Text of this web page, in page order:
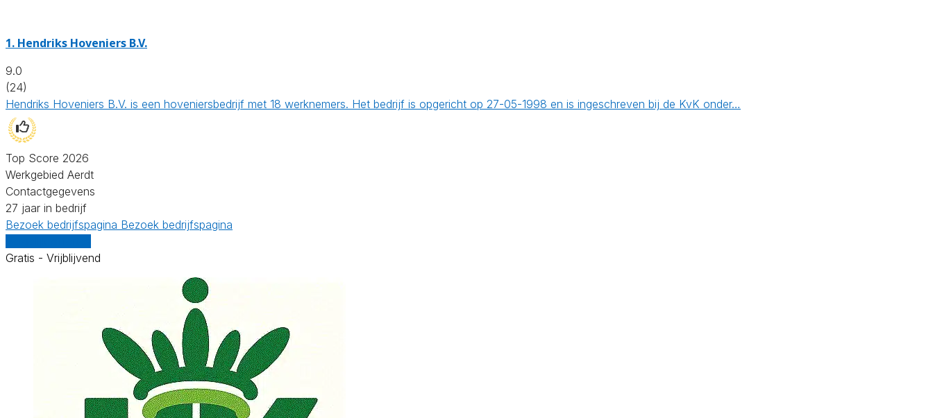
1. Hendriks Hoveniers B.V.
9.0
(24)
Hendriks Hoveniers B.V. is een hoveniersbedrijf met 18 werknemers. Het bedrijf is opgericht op 27-05-1998 en is ingeschreven bij de KvK onder…
Top Score 2026
Werkgebied Aerdt
Contactgegevens
27 jaar in bedrijf
Bezoek bedrijfspagina Bezoek bedrijfspagina
Gratis - Vrijblijvend